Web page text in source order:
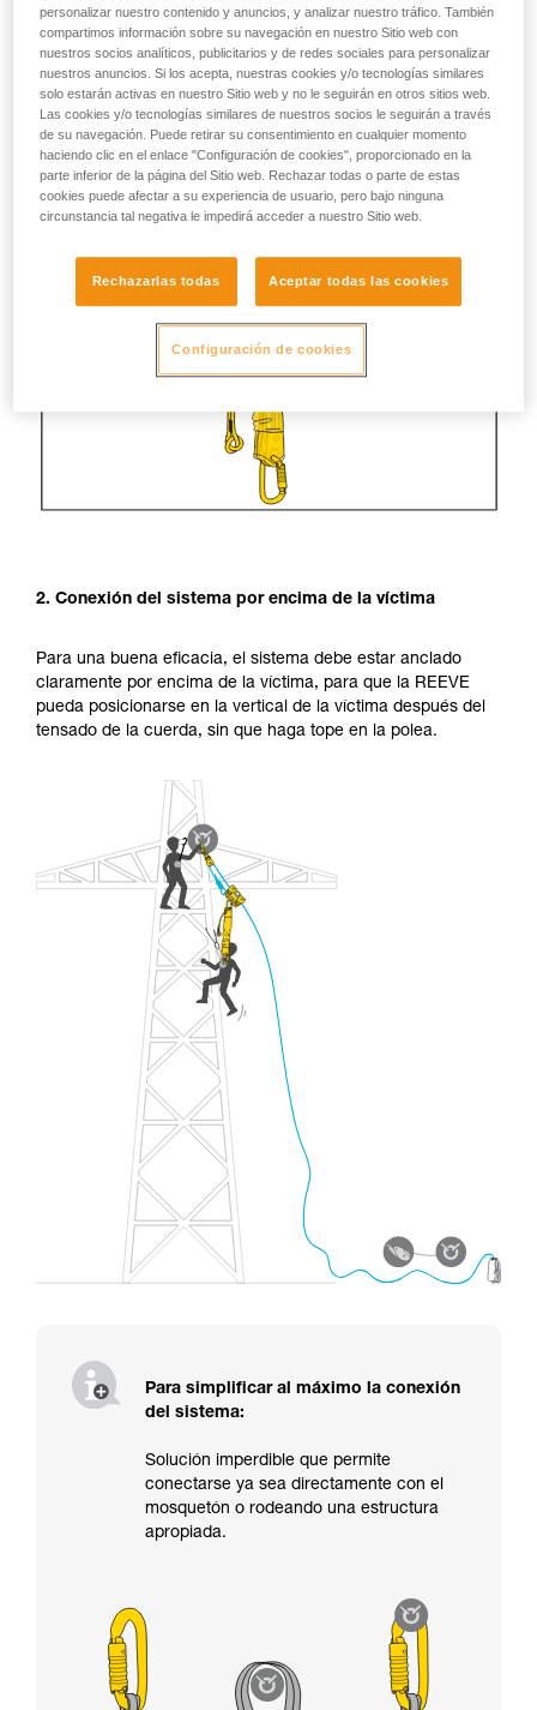
2. Conexión del sistema por encima de la víctima
Para una buena eficacia, el sistema debe estar anclado
claramente por encima de la víctima, para que la REEVE
pueda posicionarse en la vertical de la víctima después del
tensado de la cuerda, sin que haga tope en la polea.
Para simplificar al máximo la conexión
del sistema:
Solución imperdible que permite
conectarse ya sea directamente con el
mosquetón o rodeando una estructura
apropiada.
personalizar nuestro contenido y anuncios, y analizar nuestro tráfico. También
compartimos información sobre su navegación en nuestro Sitio web con
nuestros socios analíticos, publicitarios y de redes sociales para personalizar
nuestros anuncios. Si los acepta, nuestras cookies y/o tecnologías similares
solo estarán activas en nuestro Sitio web y no le seguirán en otros sitios web.
Las cookies y/o tecnologías similares de nuestros socios le seguirán a través
de su navegación. Puede retirar su consentimiento en cualquier momento
haciendo clic en el enlace "Configuración de cookies", proporcionado en la
parte inferior de la página del Sitio web. Rechazar todas o parte de estas
cookies puede afectar a su experiencia de usuario, pero bajo ninguna
circunstancia tal negativa le impedirá acceder a nuestro Sitio web.
Rechazarlas todas Aceptar todas las cookies
Configuración de cookies